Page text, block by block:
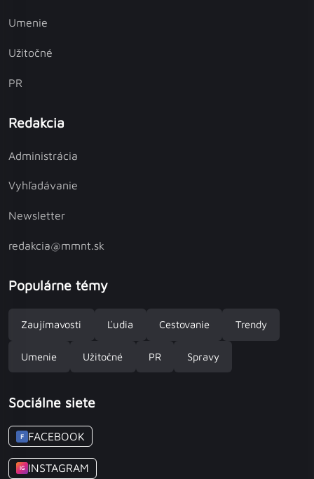
Umenie
Užitočné
PR
Redakcia
Administrácia
Vyhľadávanie
Newsletter
redakcia@mmnt.sk
Populárne témy
Zaujímavosti Ľudia Cestovanie Trendy
Umenie Užitočné PR Spravy
Sociálne siete
F FACEBOOK
IG INSTAGRAM